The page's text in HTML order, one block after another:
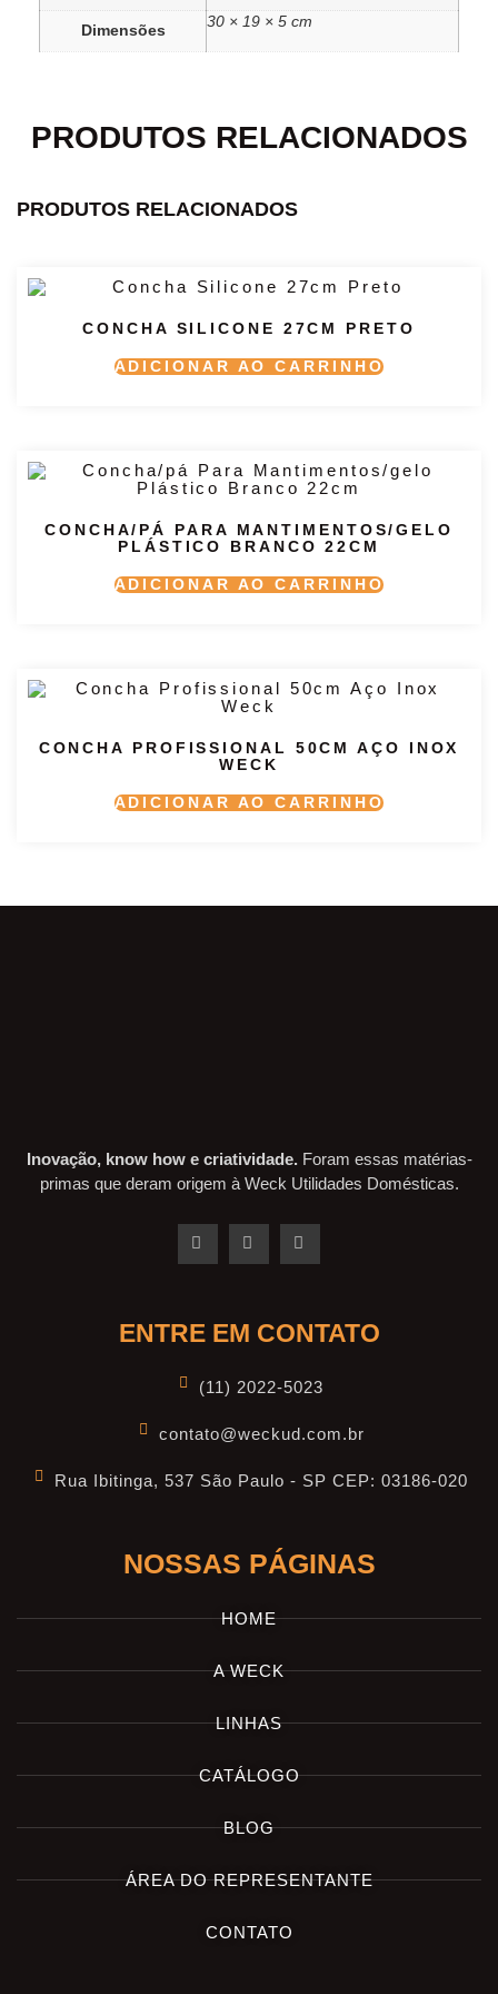
Dimensões
30 × 19 × 5 cm
PRODUTOS RELACIONADOS
PRODUTOS RELACIONADOS
CONCHA SILICONE 27CM PRETO
ADICIONAR AO CARRINHO
CONCHA/PÁ PARA MANTIMENTOS/GELO
PLÁSTICO BRANCO 22CM
ADICIONAR AO CARRINHO
CONCHA PROFISSIONAL 50CM AÇO INOX
WECK
ADICIONAR AO CARRINHO
Inovação, know how e criatividade. Foram essas matérias-
primas que deram origem à Weck Utilidades Domésticas.
ENTRE EM CONTATO
(11) 2022-5023
contato@weckud.com.br
Rua Ibitinga, 537 São Paulo - SP CEP: 03186-020
NOSSAS PÁGINAS
HOME
A WECK
LINHAS
CATÁLOGO
BLOG
ÁREA DO REPRESENTANTE
CONTATO